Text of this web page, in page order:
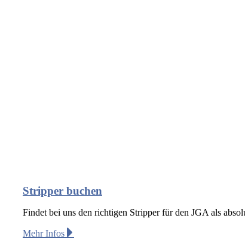
Stripper buchen
Findet bei uns den richtigen Stripper für den JGA als
Mehr Infos